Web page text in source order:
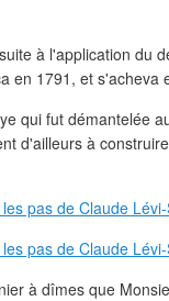
à l'application du
en 1791, et s'acheva
qui fut démantelée
d'ailleurs à
à dîmes que